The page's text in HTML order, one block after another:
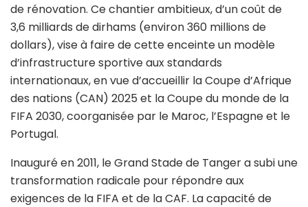
de rénovation. Ce chantier ambitieux, d’un coût de
3,6 milliards de dirhams (environ 360 millions de
dollars), vise à faire de cette enceinte un modèle
d’infrastructure sportive aux standards
internationaux, en vue d’accueillir la Coupe d’Afrique
des nations (CAN) 2025 et la Coupe du monde de la
FIFA 2030, coorganisée par le Maroc, l’Espagne et le
Portugal.
Inauguré en 2011, le Grand Stade de Tanger a subi une
transformation radicale pour répondre aux
exigences de la FIFA et de la CAF. La capacité de